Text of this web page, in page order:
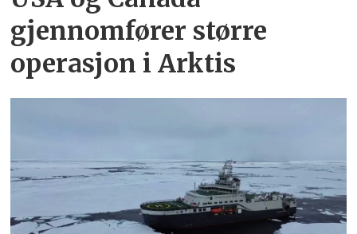
gjennomfører større
operasjon i Arktis